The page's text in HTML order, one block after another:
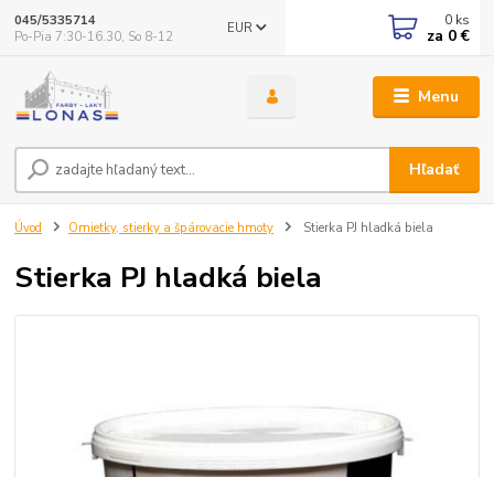
Menu
EUR
Hľadať
045/5335714
Po-Pia 7:30-16.30, So 8-12
0 ks
za 0 €
Úvod Omietky, stierky a špárovacie hmoty Stierka PJ hladká biela
Stierka PJ hladká biela